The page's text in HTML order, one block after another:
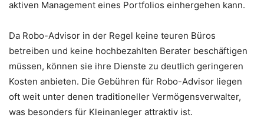
aktiven Management eines Portfolios einhergehen kann.
Da Robo-Advisor in der Regel keine teuren Büros
betreiben und keine hochbezahlten Berater beschäftigen
müssen, können sie ihre Dienste zu deutlich geringeren
Kosten anbieten. Die Gebühren für Robo-Advisor liegen
oft weit unter denen traditioneller Vermögensverwalter,
was besonders für Kleinanleger attraktiv ist.